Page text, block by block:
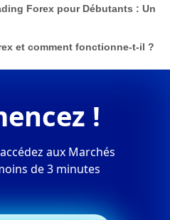
Forex pour Débutants : Un
et comment fonctionne-t-il ?
!
aux Marchés
de 3 minutes